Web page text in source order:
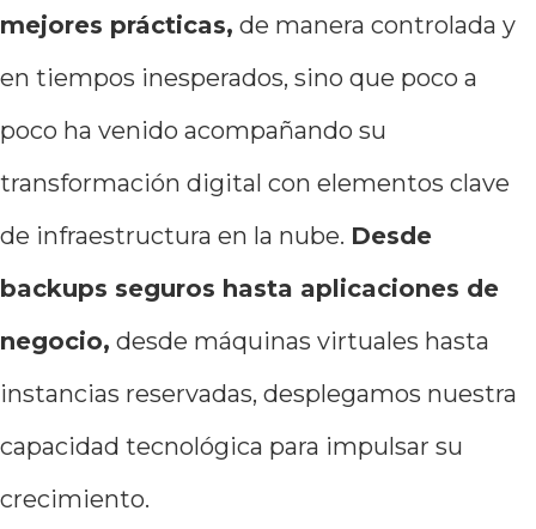
mejores prácticas, de manera controlada y
en tiempos inesperados, sino que poco a
poco ha venido acompañando su
transformación digital con elementos clave
de infraestructura en la nube. Desde
backups seguros hasta aplicaciones de
negocio, desde máquinas virtuales hasta
instancias reservadas, desplegamos nuestra
capacidad tecnológica para impulsar su
crecimiento.